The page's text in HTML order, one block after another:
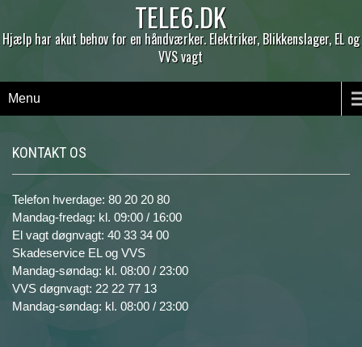
TELE6.DK
Hjælp har akut behov for en håndværker. Elektriker, Blikkenslager, EL og
VVS vagt
Menu
KONTAKT OS
Telefon hverdage: 80 20 20 80
Mandag-fredag: kl. 09:00 / 16:00
El vagt døgnvagt: 40 33 34 00
Skadeservice EL og VVS
Mandag-søndag: kl. 08:00 / 23:00
VVS døgnvagt: 22 22 77 13
Mandag-søndag: kl. 08:00 / 23:00